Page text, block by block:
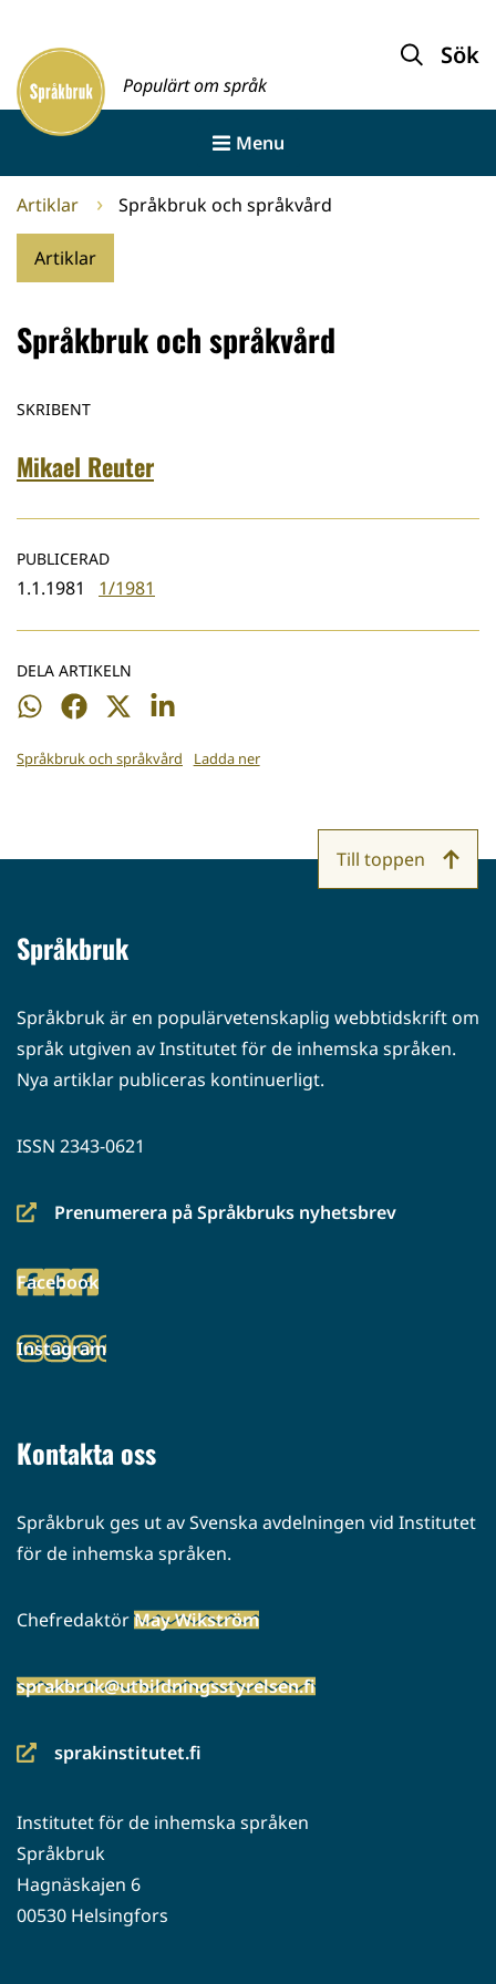
innehållet
Framsida
Populärt om språk
Sök
Menu
Artiklar Språkbruk och språkvård
Artiklar
Språkbruk och språkvård
SKRIBENT
Mikael Reuter
PUBLICERAD
1.1.1981 1/1981
DELA ARTIKELN
Dela
WhatsApp
Dela
Facebook
Dela
Twitter
Dela
LinkedIn
Språkbruk och språkvård Ladda ner
Språkbruk
Språkbruk är en populärvetenskaplig webbtidskrift om
språk utgiven av Institutet för de inhemska språken.
Nya artiklar publiceras kontinuerligt.
ISSN 2343-0621
Prenumerera på Språkbruks nyhetsbrev
(siirryt
palveluun)
Facebook
(siirryt
palveluun)
Instagram
(siirryt
Kontakta oss
Språkbruk ges ut av Svenska avdelningen vid Institutet
för de inhemska språken.
ChefredaktörMay Wikström
sprakbruk@utbildningsstyrelsen.fi
sprakinstitutet.fi
(siirryt
palveluun)
Institutet för de inhemska språken
Språkbruk
Hagnäskajen 6
00530 Helsingfors
Till toppen